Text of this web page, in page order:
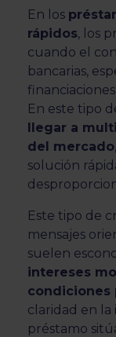
En los
rápidos, los
cuando el
bancarias,
En este tipo
llegar a
del mercado
solución
Este tipo de
mensajes
suelen
intereses
condiciones
claridad en la
préstamo